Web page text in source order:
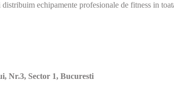
echipamente profesionale de fitness in
Nr.3, Sector 1, Bucuresti